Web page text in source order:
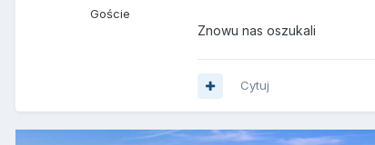
Goście
Znowu nas oszukali
Cytuj